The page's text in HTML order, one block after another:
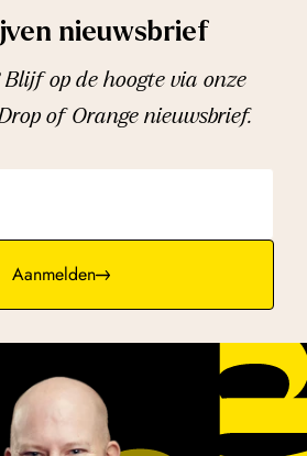
nieuwsbrief
Blijf op de hoogte via onze
of Orange nieuwsbrief.
Aanmelden